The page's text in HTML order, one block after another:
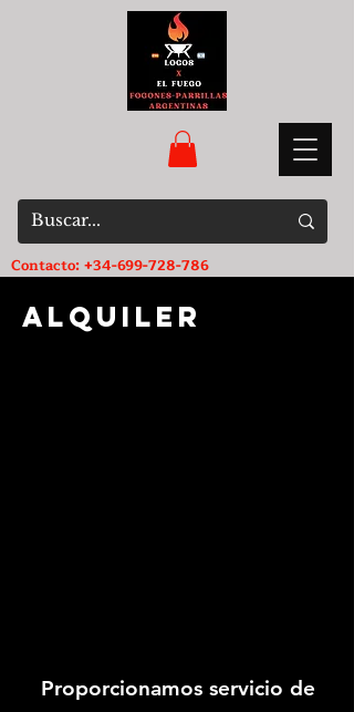
Contacto:+34-699-728-786
Alquiler
Proporcionamos servicio de